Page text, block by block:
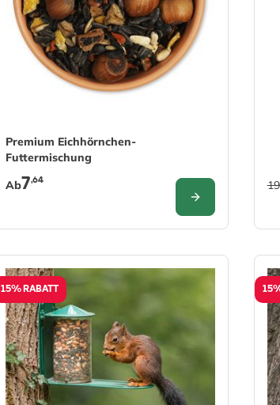
Premium Eichhörnchen-
Futtermischung
Ab7,64
KONFIGURIEREN
15% RABATT